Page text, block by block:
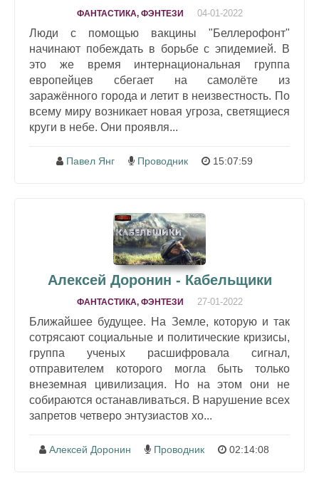
ФАНТАСТИКА, ФЭНТЕЗИ 04-01-2022
Люди с помощью вакцины "Беллерофонт"
начинают побеждать в борьбе с эпидемией. В
это же время интернациональная группа
европейцев сбегает на самолёте из
заражённого города и летит в неизвестность. По
всему миру возникает новая угроза, светящиеся
круги в небе. Они проявля...
Павел Янг Проводник 15:07:59
Алексей Доронин - Кабельщики
ФАНТАСТИКА, ФЭНТЕЗИ 27-01-2022
Ближайшее будущее. На Земле, которую и так
сотрясают социальные и политические кризисы,
группа ученых расшифровала сигнал,
отправителем которого могла быть только
внеземная цивилизация. Но на этом они не
собираются останавливаться. В нарушение всех
запретов четверо энтузиастов хо...
Алексей Доронин Проводник 02:14:08